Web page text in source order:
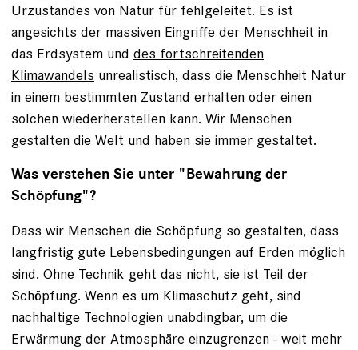
Urzustandes von Natur für fehlgeleitet. Es ist
angesichts der massiven Eingriffe der Menschheit in
das Erdsystem und des fortschreitenden
Klimawandels unrealistisch, dass die Menschheit Natur
in einem bestimmten Zustand erhalten oder einen
solchen wiederherstellen kann. Wir Menschen
gestalten die Welt und haben sie immer gestaltet.
Was verstehen Sie unter "Bewahrung der
Schöpfung"?
Dass wir Menschen die Schöpfung so gestalten, dass
langfristig gute Lebensbedingungen auf Erden möglich
sind. Ohne Technik geht das nicht, sie ist Teil der
Schöpfung. Wenn es um Klimaschutz geht, sind
nachhaltige Technologien unabdingbar, um die
Erwärmung der Atmosphäre einzugrenzen - weit mehr